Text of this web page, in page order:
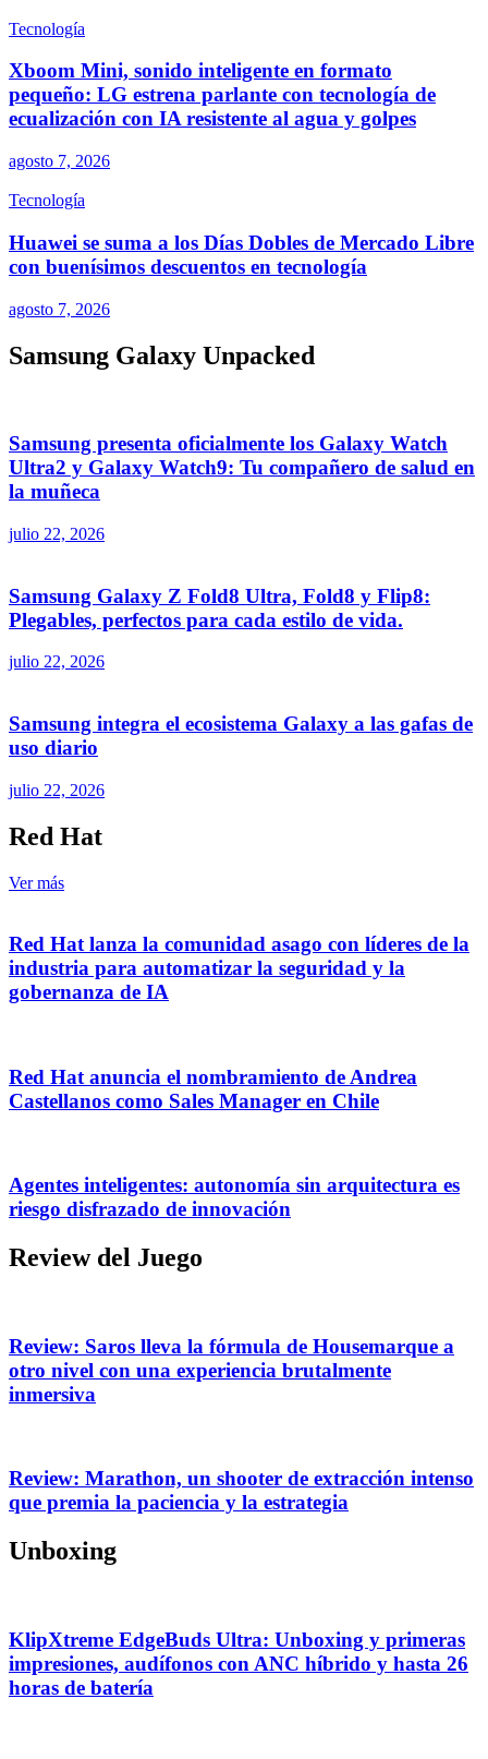
Tecnología
Xboom Mini, sonido inteligente en formato
pequeño: LG estrena parlante con tecnología de
ecualización con IA resistente al agua y golpes
agosto 7, 2026
Tecnología
Huawei se suma a los Días Dobles de Mercado Libre
con buenísimos descuentos en tecnología
agosto 7, 2026
Samsung Galaxy Unpacked
Samsung presenta oficialmente los Galaxy Watch
Ultra2 y Galaxy Watch9: Tu compañero de salud en
la muñeca
julio 22, 2026
Samsung Galaxy Z Fold8 Ultra, Fold8 y Flip8:
Plegables, perfectos para cada estilo de vida.
julio 22, 2026
Samsung integra el ecosistema Galaxy a las gafas de
uso diario
julio 22, 2026
Red Hat
Ver más
Red Hat lanza la comunidad asago con líderes de la
industria para automatizar la seguridad y la
gobernanza de IA
Red Hat anuncia el nombramiento de Andrea
Castellanos como Sales Manager en Chile
Agentes inteligentes: autonomía sin arquitectura es
riesgo disfrazado de innovación
Review del Juego
Review: Saros lleva la fórmula de Housemarque a
otro nivel con una experiencia brutalmente
inmersiva
Review: Marathon, un shooter de extracción intenso
que premia la paciencia y la estrategia
Unboxing
KlipXtreme EdgeBuds Ultra: Unboxing y primeras
impresiones, audífonos con ANC híbrido y hasta 26
horas de batería